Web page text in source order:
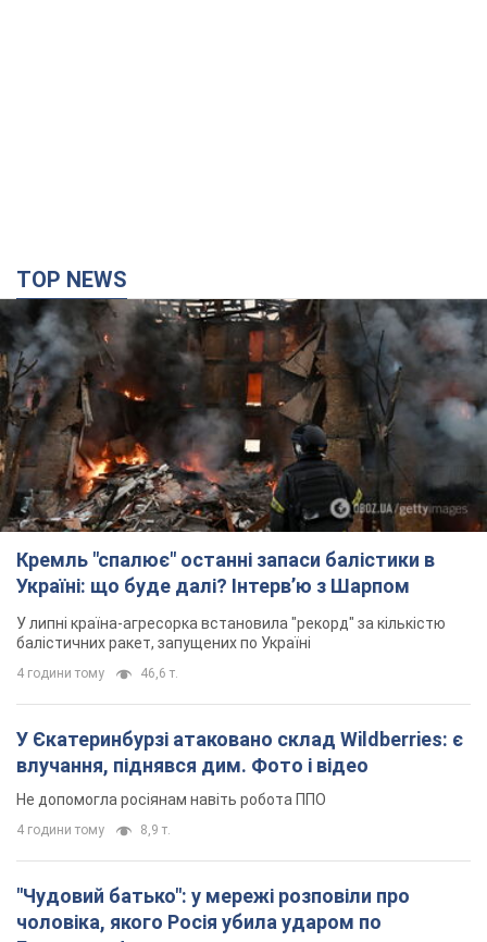
Кремль "спалює" останні запаси балістики в
Україні: що буде далі? Інтерв’ю з Шарпом
У липні країна-агресорка встановила "рекорд" за кількістю
балістичних ракет, запущених по Україні
4 години тому 46,6 т.
У Єкатеринбурзі атаковано склад Wildberries: є
влучання, піднявся дим. Фото і відео
Не допомогла росіянам навіть робота ППО
4 години тому
"Чудовий батько": у мережі розповіли про
чоловіка, якого Росія убила ударом по
Броварах. Фото
Чоловіка згадують як професіонала своєї справи
2 години тому 1,1 т.